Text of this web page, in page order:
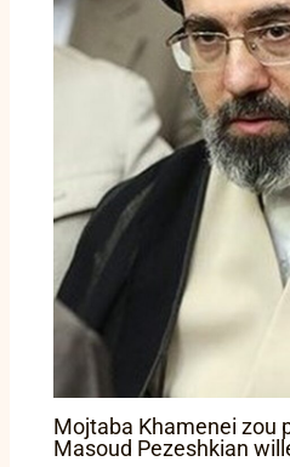
Mojtaba Khamenei zou
Masoud Pezeshkian